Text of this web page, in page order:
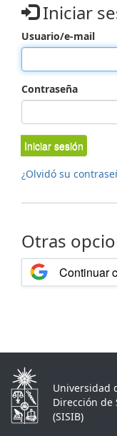
Iniciar
Usuario/e-mail
Contraseña
Iniciar sesión
¿Olvidó su
Otras
Continuar
Universidad
Dirección de
(SISIB)